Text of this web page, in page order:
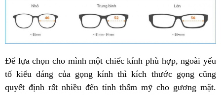
Để lựa chọn cho mình một chiếc kính phù hợp, ngoài yếu
tố kiểu dáng của gọng kính thì kích thước gọng cũng
quyết định rất nhiều đến tính thẩm mỹ cho gương mặt.